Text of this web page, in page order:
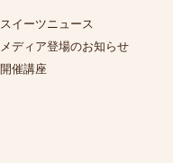
スイーツニュース
メディア登場のお知らせ
開催講座